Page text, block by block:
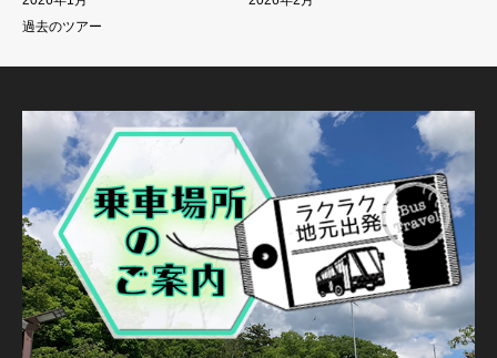
過去のツアー